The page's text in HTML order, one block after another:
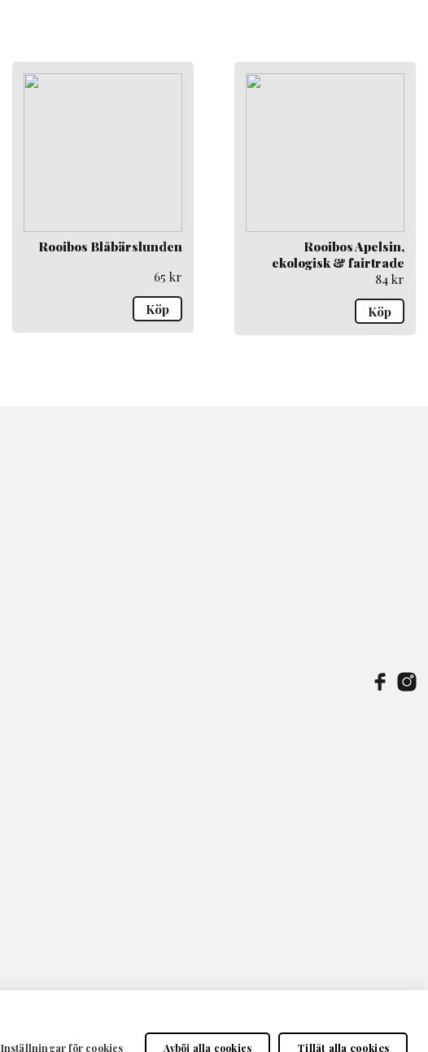
Rooibos Blåbärslunden
65kr
Köp
Rooibos Apelsin,
ekologisk & fairtrade
84kr
Köp
Inställningar för cookies Avböj alla cookies Tillåt alla cookies